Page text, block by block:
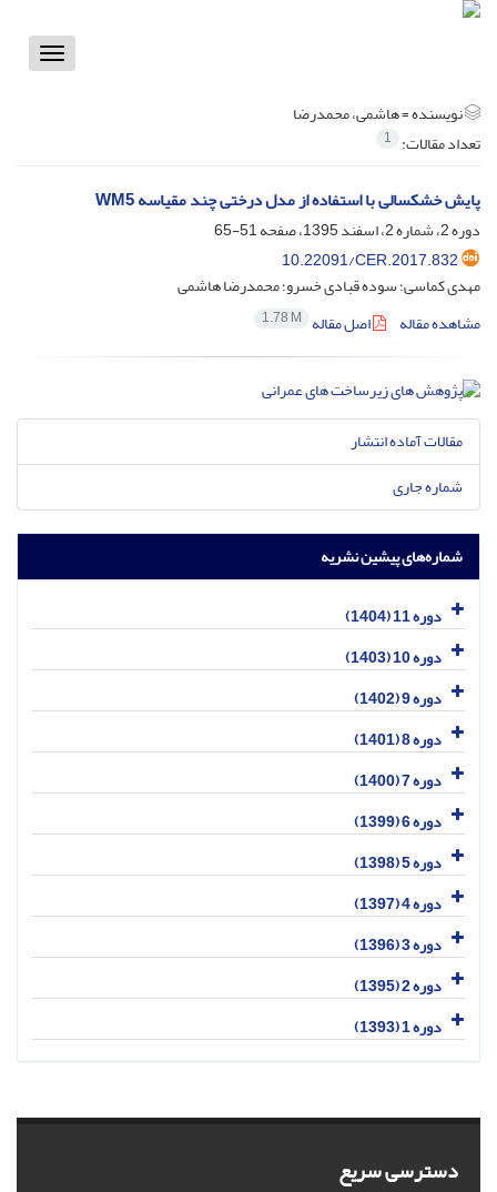
Toggle
نویسنده =هاشمی، محمدرضا
تعداد مقالات: 1
پایش خشکسالی با استفاده از مدل درختی چند مقیاسه WM5
دوره 2، شماره 2، اسفند 1395، صفحه
51-65
10.22091/CER.2017.832
مهدی کماسی؛ سوده قبادی خسرو؛ محمدرضا هاشمی
مشاهده مقاله
اصل مقاله 1.78 M
مقالات آماده انتشار
شماره جاری
شماره‌های پیشین نشریه
دوره 11 (1404)
دوره 10 (1403)
دوره 9 (1402)
دوره 8 (1401)
دوره 7 (1400)
دوره 6 (1399)
دوره 5 (1398)
دوره 4 (1397)
دوره 3 (1396)
دوره 2 (1395)
دوره 1 (1393)
دسترسی سریع